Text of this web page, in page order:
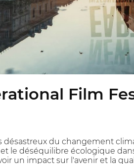
Film
désastreux du changement
le déséquilibre écologique
un impact sur l'avenir et la